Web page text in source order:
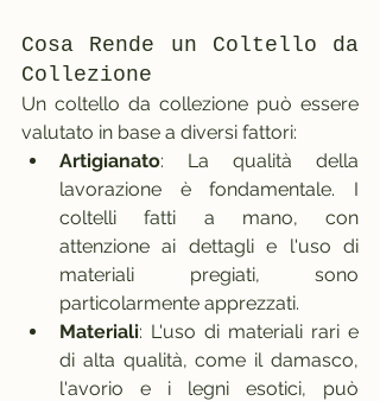
Cosa Rende un Coltello da
Collezione
Un coltello da collezione può essere
valutato in base a diversi fattori:
Artigianato: La qualità della
lavorazione è fondamentale. I
coltelli fatti a mano, con
attenzione ai dettagli e l'uso di
materiali pregiati, sono
particolarmente apprezzati.
Materiali: L'uso di materiali rari e
di alta qualità, come il damasco,
l'avorio e i legni esotici, può